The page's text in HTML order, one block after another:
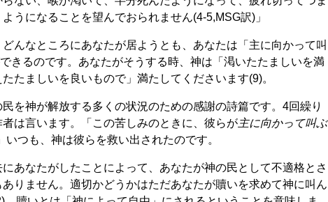
うになることを望んでおられません(4-5,MSG訳)」
んなところにあなたが居ようとも、あなたは「主に向かって叫
きるのです。あなたがそうする時、神は「渇いたたましいを満
たましいを良いもので」満たしてくださいます(9)。
を神が解放する多くの状況のための感謝の詩篇です。4回繰り
は言います。「この苦しみのときに、彼らが主に向かって叫ぶ
いつも、神は彼らを救い出されたのです。
あなたがしたことによって、あなたが神の民として不適格とさ
りません。適切かどうかはただあなたが贖いを求めて神に叫ん